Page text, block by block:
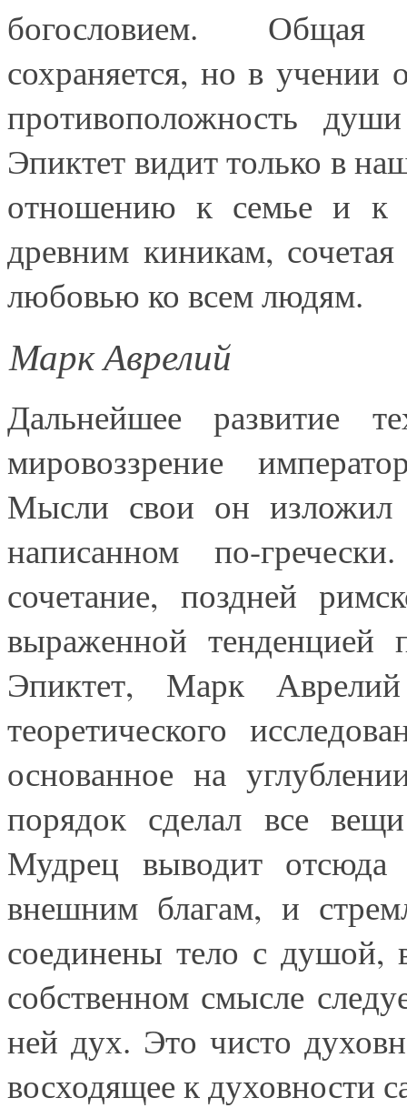
богословием. Общая
сохраняется, но в учении
противоположность
Эпиктет видит только в
отношению к семье и к
древним киникам,
любовью ко всем людям.
Марк Аврелий
Дальнейшее развитие
мировоззрение
Мысли свои он изложил
написанном по-
сочетание, поздней
выраженной тенденцией
Эпиктет, Марк
теоретического
основанное на
порядок сделал все
Мудрец выводит отсюда
внешним благам, и
соединены тело с душой,
собственном смысле
ней дух. Это чисто
восходящее к духовности